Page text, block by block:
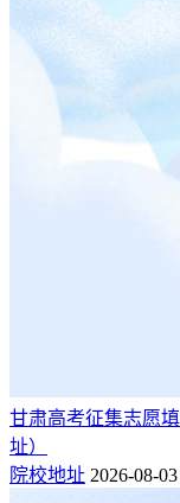
甘肃高考征集志愿
址）
院校地址 2026-08-03